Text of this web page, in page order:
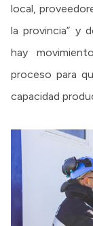
local,
la provincia” y
hay
proceso para
capacidad